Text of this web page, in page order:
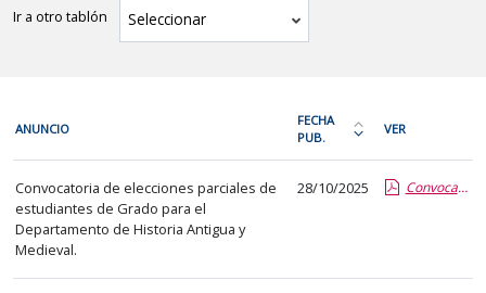
Ir a otro tablón Seleccionar tablón
cada
fila
de
la
siguiente
electorales
ANUNCIO
FECHA
PUB.
Ordena
la
tabla
VER
Convocatoria de elecciones parciales de
estudiantes de Grado para el
Departamento de Historia Antigua y
Medieval.
28/10/2025 Convocatoria elecciones parciales de estudiantes de Grado (sede electrónica).pdf.pdf